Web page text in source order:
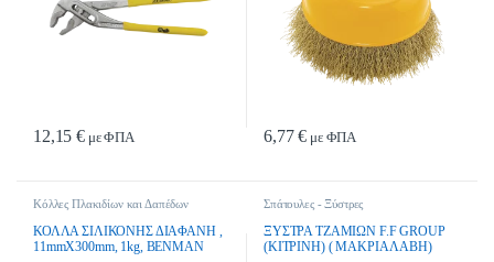
12,15€ με ΦΠΑ 6,77€ με ΦΠΑ
Κόλλες Πλακιδίων και Δαπέδων
ΚΟΛΛΑ ΣΙΛΙΚΟΝΗΣ ΔΙΑΦΑΝΗ ,
11mmX300mm, 1kg, BENMAN
Σπάτουλες - Ξύστρες
ΞΥΣΤΡΑ ΤΖΑΜΙΩΝ F.F GROUP
(ΚΙΤΡΙΝΗ) ( ΜΑΚΡΙΑ ΛΑΒΗ)